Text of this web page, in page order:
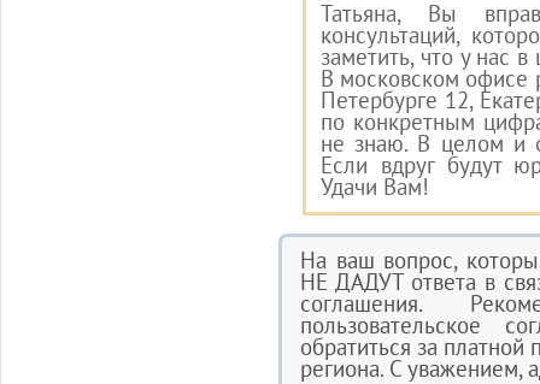
Татьяна, Вы
консультаций,
заметить, что у нас
В московском офисе
Петербурге 12,
по конкретным
не знаю. В целом и
Если вдруг будут
Удачи Вам!
На ваш вопрос,
НЕ ДАДУТ ответа в
соглашения.
пользовательское
обратиться за
региона. С уважением,